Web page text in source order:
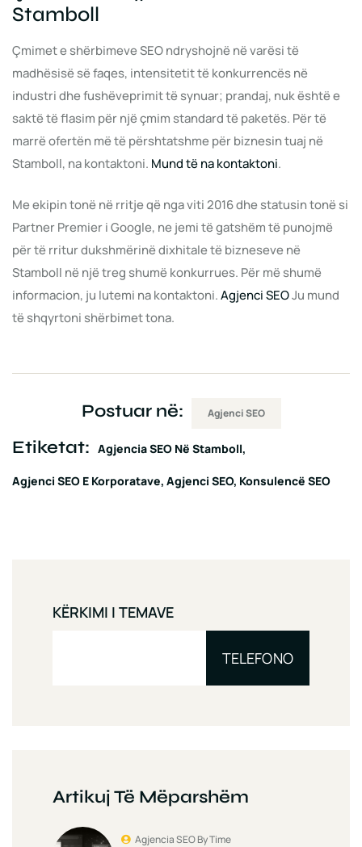
Stamboll
Çmimet e shërbimeve SEO ndryshojnë në varësi të
madhësisë së faqes, intensitetit të konkurrencës në
industri dhe fushëveprimit të synuar; prandaj, nuk është e
saktë të flasim për një çmim standard të paketës. Për të
marrë ofertën më të përshtatshme për biznesin tuaj në
Stamboll, na kontaktoni. Mund të na kontaktoni.
Me ekipin tonë në rritje që nga viti 2016 dhe statusin tonë si
Partner Premier i Google, ne jemi të gatshëm të punojmë
për të rritur dukshmërinë dixhitale të bizneseve në
Stamboll në një treg shumë konkurrues. Për më shumë
informacion, ju lutemi na kontaktoni.Agjenci SEOJu mund
të shqyrtoni shërbimet tona.
Postuar në: Agjenci SEO
Etiketat: Agjencia SEO Në Stamboll
Agjenci SEO E Korporatave Agjenci SEO Konsulencë SEO
KËRKIMI I TEMAVE
TELEFONO
Artikuj Të Mëparshëm
Agjencia SEO By Time